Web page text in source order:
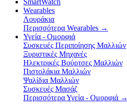
SmartWatch
Wearables
Λουράκια
Περισσότερα Wearables →
Υγεία - Ομορφιά
Συσκευές Περιποίησης Μαλλιών
Ξυριστικές Μηχανές
Ηλεκτρικές Βούρτσες Μαλλιών
Πιστολάκια Μαλλιών
Ψαλίδια Μαλλιών
Συσκευές Μασάζ
Περισσότερα Υγεία - Ομορφιά →